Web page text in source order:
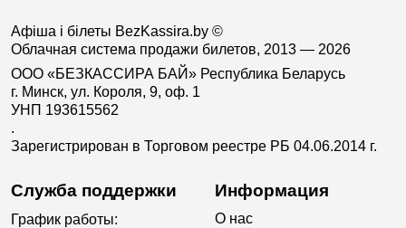
Афіша і білеты BezKassira.by ©
Облачная система продажи билетов, 2013 — 2026
ООО «БЕЗКАССИРА БАЙ» Республика Беларусь
г. Минск, ул. Короля, 9, оф. 1
УНП 193615562
.
Зарегистрирован в Торговом реестре РБ 04.06.2014 г.
Служба поддержки
График работы:
Информация
О нас